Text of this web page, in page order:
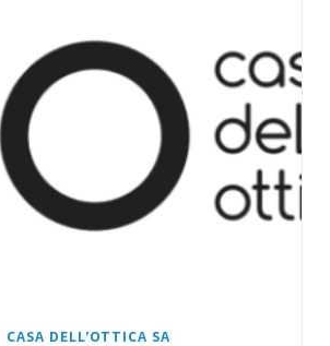
CASA DELL’OTTICA SA